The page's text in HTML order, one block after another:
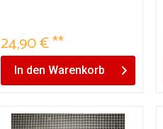
24,90 € **
In den Warenkorb